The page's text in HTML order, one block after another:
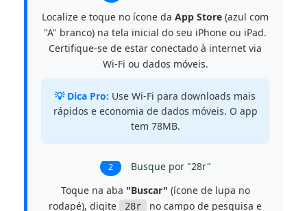
Localize e toque no ícone da App Store (azul com
"A" branco) na tela inicial do seu iPhone ou iPad.
Certifique-se de estar conectado à internet via
Wi-Fi ou dados móveis.
💡 Dica Pro: Use Wi-Fi para downloads mais
rápidos e economia de dados móveis. O app
tem 78MB.
2
Busque por "28r"
Toque na aba "Buscar" (ícone de lupa no
rodapé), digite
28r
no campo de pesquisa e